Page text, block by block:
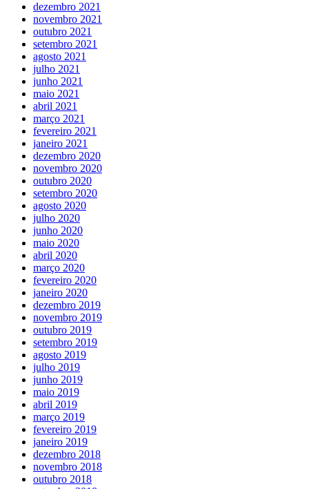
dezembro 2021
novembro 2021
outubro 2021
setembro 2021
agosto 2021
julho 2021
junho 2021
maio 2021
abril 2021
março 2021
fevereiro 2021
janeiro 2021
dezembro 2020
novembro 2020
outubro 2020
setembro 2020
agosto 2020
julho 2020
junho 2020
maio 2020
abril 2020
março 2020
fevereiro 2020
janeiro 2020
dezembro 2019
novembro 2019
outubro 2019
setembro 2019
agosto 2019
julho 2019
junho 2019
maio 2019
abril 2019
março 2019
fevereiro 2019
janeiro 2019
dezembro 2018
novembro 2018
outubro 2018